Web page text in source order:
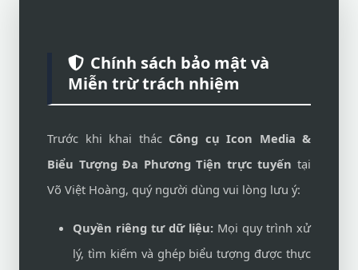
Chính sách bảo mật và
Miễn trừ trách nhiệm
Trước khi khai thác Công cụ Icon Media &
Biểu Tượng Đa Phương Tiện trực tuyến tại
Võ Việt Hoàng, quý người dùng vui lòng lưu ý:
Quyền riêng tư dữ liệu: Mọi quy trình xử
lý, tìm kiếm và ghép biểu tượng được thực